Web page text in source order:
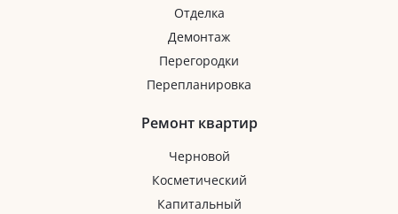
Отделка
Демонтаж
Перегородки
Перепланировка
Ремонт квартир
Черновой
Косметический
Капитальный